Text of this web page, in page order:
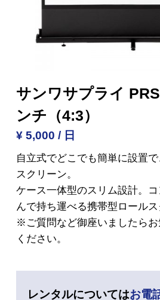
サンワサプライ
ンチ（4:3）
¥ 5,000 / 日
自立式でどこでも簡単に設置
スクリーン。
ケース一体型のスリム設計。
んで持ち運べる携帯型ロールス
※ご質問など御座いましたら
ください。
レンタルについてはお電